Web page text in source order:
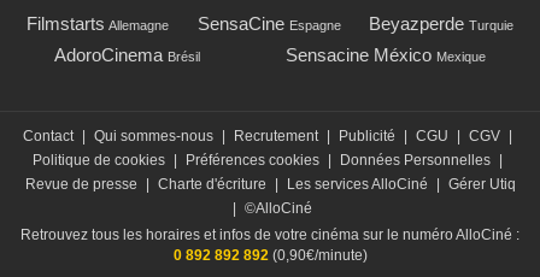
Filmstarts Allemagne SensaCine Espagne Beyazperde Turquie
AdoroCinema Brésil Sensacine México Mexique
Contact Qui sommes-nous Recrutement Publicité CGU CGV
Politique de cookies
Préférences cookies Données Personnelles
Revue de presse
Charte d'écriture Les services AlloCiné
Gérer Utiq
©AlloCiné
Retrouvez tous les horaires et infos de votre cinéma sur le numéro AlloCiné :
0 892 892 892(0,90€/minute)